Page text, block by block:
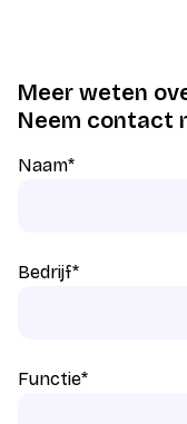
Meer weten
Neem contact
Naam*
Bedrijf*
Functie*